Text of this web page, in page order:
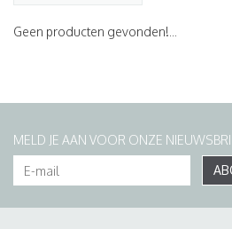
Geen producten gevonden!...
MELD JE AAN VOOR ONZE